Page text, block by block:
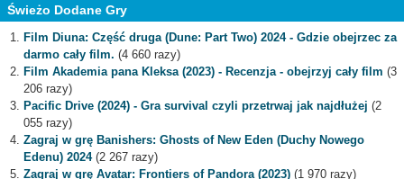
Świeżo Dodane Gry
Film Diuna: Część druga (Dune: Part Two) 2024 - Gdzie obejrzec za
darmo cały film. (4 660 razy)
Film Akademia pana Kleksa (2023) - Recenzja - obejrzyj cały film (3
206 razy)
Pacific Drive (2024) - Gra survival czyli przetrwaj jak najdłużej (2
055 razy)
Zagraj w grę Banishers: Ghosts of New Eden (Duchy Nowego
Edenu) 2024(2 267 razy)
Zagraj w grę Avatar: Frontiers of Pandora (2023) (1 970 razy)